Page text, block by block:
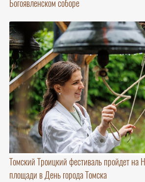
Богоявленском соборе
Томский Троицкий фестиваль пройдет на
площади в День города Томска